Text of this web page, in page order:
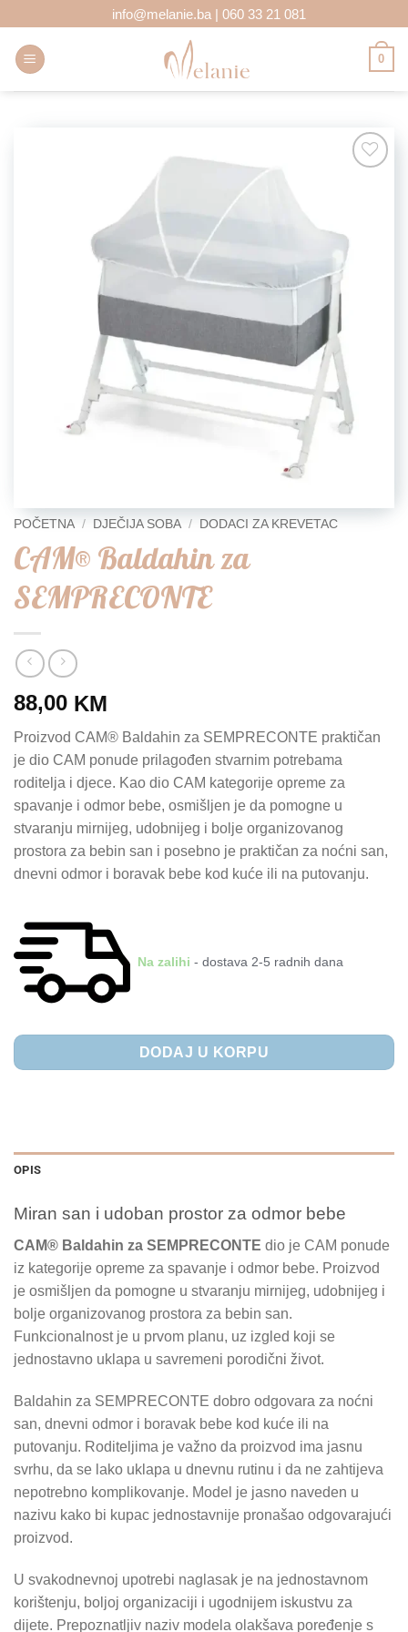
content
info@melanie.ba | 060 33 21 081
0
POČETNA / DJEČIJA SOBA / DODACI ZA KREVETAC
CAM® Baldahin za
SEMPRECONTE
88,00 KM
Proizvod CAM® Baldahin za SEMPRECONTE praktičan
je dio CAM ponude prilagođen stvarnim potrebama
roditelja i djece. Kao dio CAM kategorije opreme za
spavanje i odmor bebe, osmišljen je da pomogne u
stvaranju mirnijeg, udobnijeg i bolje organizovanog
prostora za bebin san i posebno je praktičan za noćni san,
dnevni odmor i boravak bebe kod kuće ili na putovanju.
Na zalihi - dostava 2-5 radnih dana
DODAJ U KORPU
OPIS
Miran san i udoban prostor za odmor bebe
CAM® Baldahin za SEMPRECONTE dio je CAM ponude
iz kategorije opreme za spavanje i odmor bebe. Proizvod
je osmišljen da pomogne u stvaranju mirnijeg, udobnijeg i
bolje organizovanog prostora za bebin san.
Funkcionalnost je u prvom planu, uz izgled koji se
jednostavno uklapa u savremeni porodični život.
Baldahin za SEMPRECONTE dobro odgovara za noćni
san, dnevni odmor i boravak bebe kod kuće ili na
putovanju. Roditeljima je važno da proizvod ima jasnu
svrhu, da se lako uklapa u dnevnu rutinu i da ne zahtijeva
nepotrebno komplikovanje. Model je jasno naveden u
nazivu kako bi kupac jednostavnije pronašao odgovarajući
proizvod.
U svakodnevnoj upotrebi naglasak je na jednostavnom
korištenju, boljoj organizaciji i ugodnijem iskustvu za
dijete. Prepoznatljiv naziv modela olakšava poređenje s